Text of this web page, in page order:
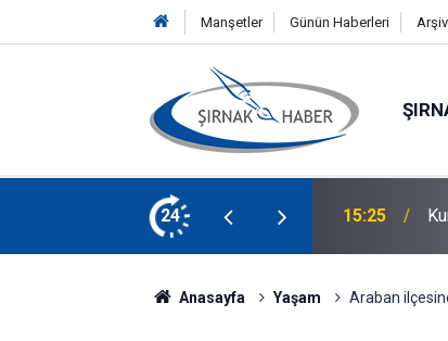
Manşetler Günün Haberleri Arşiv
24
Eğitimi Verildi 15:02
Anasayfa Yaşam Araban